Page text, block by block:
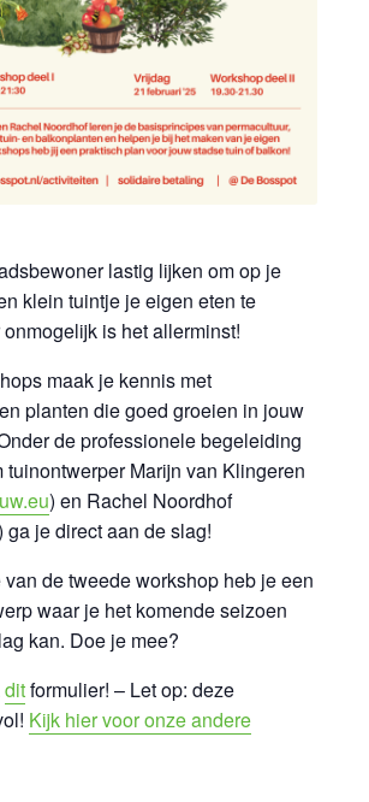
lastig lijken om op je
klein tuintje je eigen eten te
is het allerminst!
maak je kennis met
planten die goed groeien in jouw
de professionele begeleiding
tuinontwerper Marijn van Klingeren
) en Rachel Noordhof
ga je direct aan de slag!
de tweede workshop heb je een
waar je het komende seizoen
kan. Doe je mee?
ditformulier! – Let op: deze
Kijk hier voor onze andere